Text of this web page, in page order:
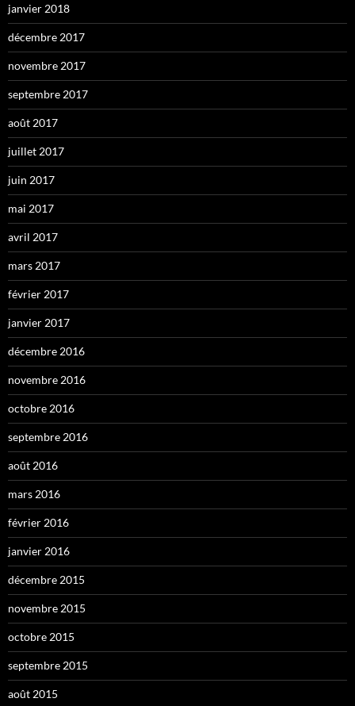
janvier 2018
décembre 2017
novembre 2017
septembre 2017
août 2017
juillet 2017
juin 2017
mai 2017
avril 2017
mars 2017
février 2017
janvier 2017
décembre 2016
novembre 2016
octobre 2016
septembre 2016
août 2016
mars 2016
février 2016
janvier 2016
décembre 2015
novembre 2015
octobre 2015
septembre 2015
août 2015